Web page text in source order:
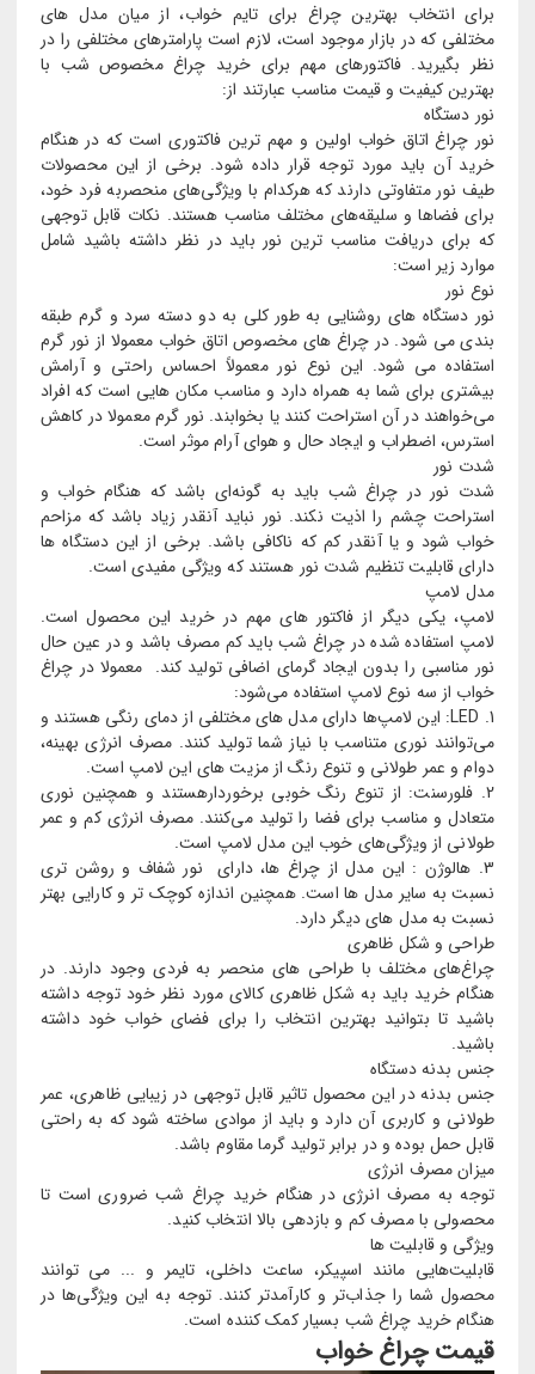
برای انتخاب بهترین چراغ برای تایم خواب، از میان مدل های
مختلفی که در بازار موجود است، لازم است پارامترهای مختلفی را در
نظر بگیرید. فاکتورهای مهم برای خرید چراغ مخصوص شب با
بهترین کیفیت و قیمت مناسب عبارتند از:
نور دستگاه
نور چراغ اتاق خواب اولین و مهم ترین فاکتوری است که در هنگام
خرید آن باید مورد توجه قرار داده شود. برخی از این محصولات
طیف نور متفاوتی دارند که هرکدام با ویژگی‌های منحصربه ‌فرد خود،
برای فضاها و سلیقه‌های مختلف مناسب هستند. نکات قابل توجهی
که برای دریافت مناسب ترین نور باید در نظر داشته باشید شامل
موارد زیر است:
نوع نور
نور دستگاه های روشنایی به طور کلی به دو دسته سرد و گرم طبقه
بندی می شود. در چراغ های مخصوص اتاق خواب معمولا از نور گرم
استفاده می شود. این نوع نور معمولاً احساس راحتی و آرامش
بیشتری برای شما به همراه دارد و مناسب مکان هایی است که افراد
می‌خواهند در آن استراحت کنند یا بخوابند. نور گرم معمولا در کاهش
استرس، اضطراب و ایجاد حال و هوای آرام موثر است.
شدت نور
شدت نور در چراغ شب باید به گونه‌ای باشد که هنگام خواب و
استراحت چشم را اذیت نکند. نور نباید آنقدر زیاد باشد که مزاحم
خواب شود و یا آنقدر کم که ناکافی باشد. برخی از این دستگاه ها
دارای قابلیت تنظیم شدت نور هستند که ویژگی مفیدی است.
مدل لامپ
لامپ، یکی دیگر از فاکتور های مهم در خرید این محصول است.
لامپ استفاده‌ شده در چراغ شب باید کم‌ مصرف باشد و در عین حال
نور مناسبی را بدون ایجاد گرمای اضافی تولید کند. معمولا در چراغ
خواب از سه نوع لامپ استفاده می‌شود:
1. LED: این لامپ‌ها دارای مدل های مختلفی از دمای رنگی هستند و
می‌توانند نوری متناسب با نیاز شما تولید کنند. مصرف انرژی بهینه،
دوام و عمر طولانی و تنوع رنگ از مزیت های این لامپ است.
2. فلورسنت: از تنوع رنگ خوبی برخوردارهستند و همچنین نوری
متعادل و مناسب برای فضا را تولید می‌کنند. مصرف انرژی کم و عمر
طولانی از ویژگی‌های خوب این مدل لامپ است.
3. هالوژن : این مدل از چراغ ها، دارای نور شفاف و روشن ‌تری
نسبت به سایر مدل ها است. همچنین اندازه کوچک ‌تر و کارایی بهتر
نسبت به مدل های دیگر دارد.
طراحی و شکل ظاهری
چراغ‌های مختلف با طراحی های منحصر به فردی وجود دارند. در
هنگام خرید باید به شکل ظاهری کالای مورد نظر خود توجه داشته
باشید تا بتوانید بهترین انتخاب را برای فضای خواب خود داشته
باشید.
جنس بدنه دستگاه
جنس بدنه در این محصول تاثیر قابل توجهی در زیبایی ظاهری، عمر
طولانی و کاربری آن دارد و باید از موادی ساخته شود که به‌ راحتی
قابل حمل بوده و در برابر تولید گرما مقاوم باشد.
میزان مصرف انرژی
توجه به مصرف انرژی در هنگام خرید چراغ شب ضروری است تا
محصولی با مصرف کم و بازدهی بالا انتخاب کنید.
ویژگی و قابلیت ها
قابلیت‌هایی مانند اسپیکر، ساعت داخلی، تایمر و ... می توانند
محصول شما را جذاب‌تر و کارآمدتر کنند. توجه به این ویژگی‌ها در
هنگام خرید چراغ شب بسیار کمک کننده است.
قیمت چراغ خواب